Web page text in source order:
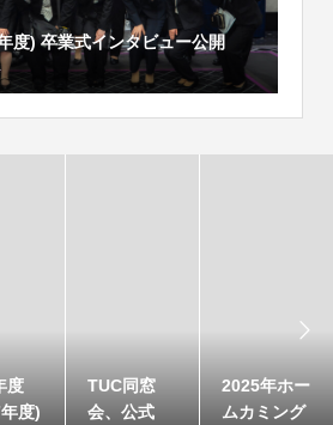
度) 卒業式インタビュー公開
度
度)
TUC同窓
会、公式
2025年ホー
ムカミング
